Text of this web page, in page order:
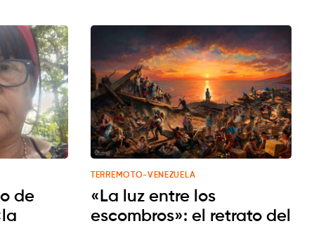
de
TERREMOTO-VENEZUELA
«La luz entre los
escombros»: el retrato del